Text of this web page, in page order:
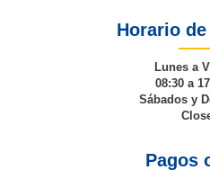
Horario
Lunes a
08:30 a
Sábados y
Pagos